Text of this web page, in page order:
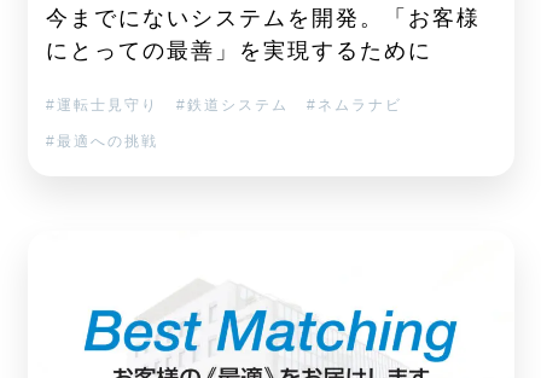
今までにないシステムを開発。「お客様
にとっての最善」を実現するために
運転士見守り 鉄道システム ネムラナビ
最適への挑戦